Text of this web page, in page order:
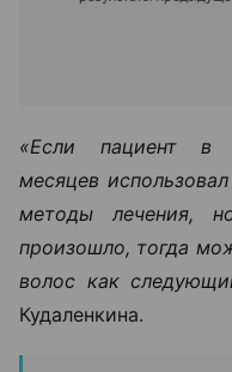
«Если пациент в
месяцев
методы лечения,
произошло, тогда
волос как
Кудаленкина.